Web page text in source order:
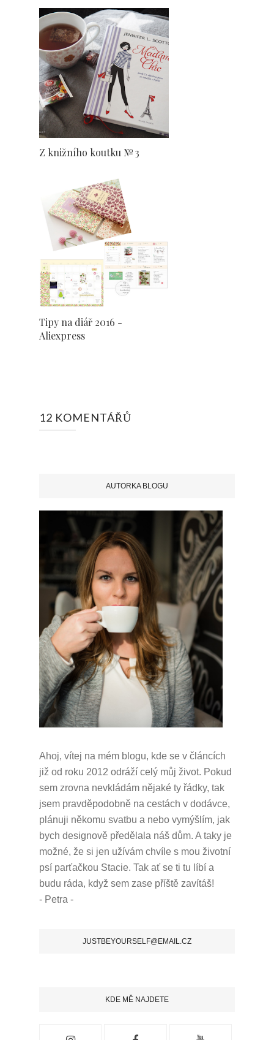
Z knižního koutku № 3
Tipy na diář 2016 -
Aliexpress
12 KOMENTÁŘŮ
AUTORKA BLOGU
Ahoj, vítej na mém blogu, kde se v článcích
již od roku 2012 odráží celý můj život. Pokud
sem zrovna nevkládám nějaké ty řádky, tak
jsem pravděpodobně na cestách v dodávce,
plánuji někomu svatbu a nebo vymýšlím, jak
bych designově předělala náš dům. A taky je
možné, že si jen užívám chvíle s mou životní
psí parťačkou Stacie. Tak ať se ti tu líbí a
budu ráda, když sem zase příště zavítáš!
- Petra -
JUSTBEYOURSELF@EMAIL.CZ
KDE MĚ NAJDETE